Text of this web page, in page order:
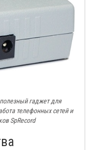
гаджет для
телефонных сетей и
SpRecord